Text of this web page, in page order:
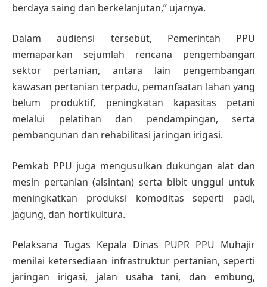
berdaya saing dan berkelanjutan,” ujarnya.
Dalam audiensi tersebut, Pemerintah PPU
memaparkan sejumlah rencana pengembangan
sektor pertanian, antara lain pengembangan
kawasan pertanian terpadu, pemanfaatan lahan yang
belum produktif, peningkatan kapasitas petani
melalui pelatihan dan pendampingan, serta
pembangunan dan rehabilitasi jaringan irigasi.
Pemkab PPU juga mengusulkan dukungan alat dan
mesin pertanian (alsintan) serta bibit unggul untuk
meningkatkan produksi komoditas seperti padi,
jagung, dan hortikultura.
Pelaksana Tugas Kepala Dinas PUPR PPU Muhajir
menilai ketersediaan infrastruktur pertanian, seperti
jaringan irigasi, jalan usaha tani, dan embung,